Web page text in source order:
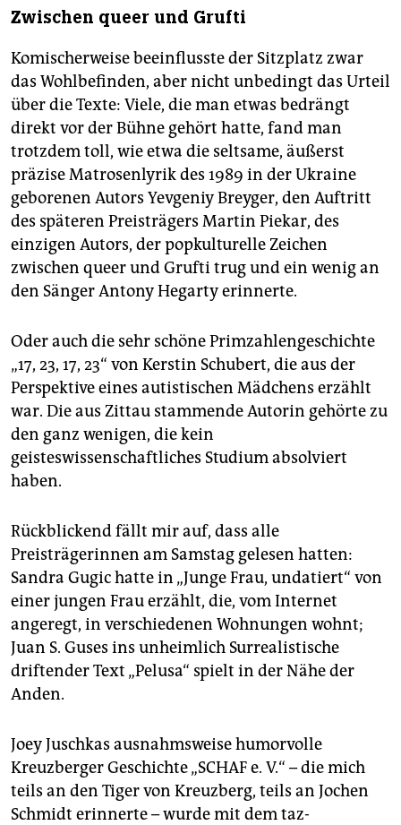
Zwischen queer und Grufti
Komischerweise beeinflusste der Sitzplatz zwar
das Wohlbefinden, aber nicht unbedingt das Urteil
über die Texte: Viele, die man etwas bedrängt
direkt vor der Bühne gehört hatte, fand man
trotzdem toll, wie etwa die seltsame, äußerst
präzise Matrosenlyrik des 1989 in der Ukraine
geborenen Autors Yevgeniy Breyger, den Auftritt
des späteren Preisträgers Martin Piekar, des
einzigen Autors, der popkulturelle Zeichen
zwischen queer und Grufti trug und ein wenig an
den Sänger Antony Hegarty erinnerte.
Oder auch die sehr schöne Primzahlengeschichte
„17, 23, 17, 23“ von Kerstin Schubert, die aus der
Perspektive eines autistischen Mädchens erzählt
war. Die aus Zittau stammende Autorin gehörte zu
den ganz wenigen, die kein
geisteswissenschaftliches Studium absolviert
haben.
Rückblickend fällt mir auf, dass alle
Preisträgerinnen am Samstag gelesen hatten:
Sandra Gugic hatte in „Junge Frau, undatiert“ von
einer jungen Frau erzählt, die, vom Internet
angeregt, in verschiedenen Wohnungen wohnt;
Juan S. Guses ins unheimlich Surrealistische
driftender Text „Pelusa“ spielt in der Nähe der
Anden.
Joey Juschkas ausnahmsweise humorvolle
Kreuzberger Geschichte „SCHAF e. V.“ – die mich
teils an den Tiger von Kreuzberg, teils an Jochen
Schmidt erinnerte – wurde mit dem taz-